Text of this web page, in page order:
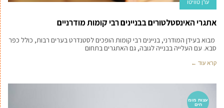
ערן טוויטו
אתגרי האינסטלטורים בבניינים רבי קומות מודרניים
מבוא בעידן המודרני, בניינים רבי קומות הופכים לסטנדרט בערים רבות, כולל כפר
סבא. עם העלייה בבנייה לגובה, גם האתגרים בתחום
קרא עוד ←
עצות מומ
חים